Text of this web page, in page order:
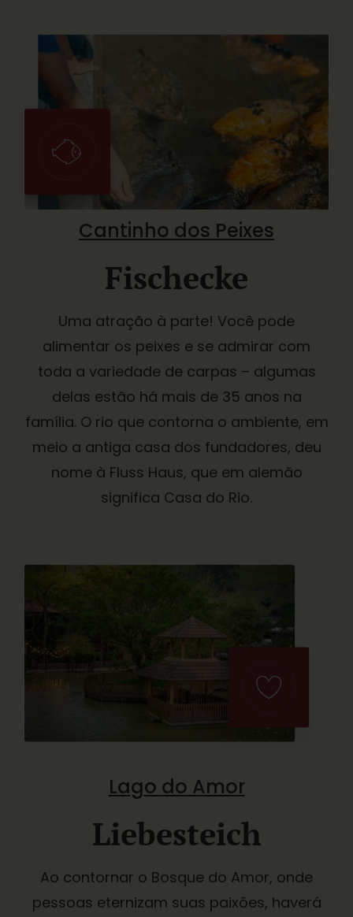
Cantinho dos Peixes
Fischecke
Uma atração à parte! Você pode
alimentar os peixes e se admirar com
toda a variedade de carpas – algumas
delas estão há mais de 35 anos na
família. O rio que contorna o ambiente, em
meio a antiga casa dos fundadores, deu
nome à Fluss Haus, que em alemão
significa Casa do Rio.
Lago do Amor
Liebesteich
Ao contornar o Bosque do Amor, onde
pessoas eternizam suas paixões, haverá